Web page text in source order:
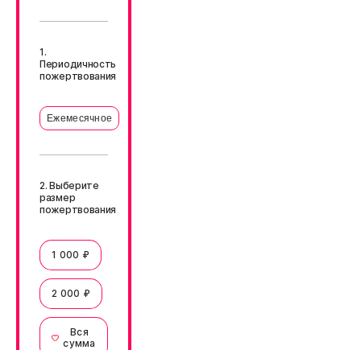
1.
Периодичность
пожертвования
Ежемесячное
2. Выберите
размер
пожертвования
1 000 ₽
2 000 ₽
Вся
сумма